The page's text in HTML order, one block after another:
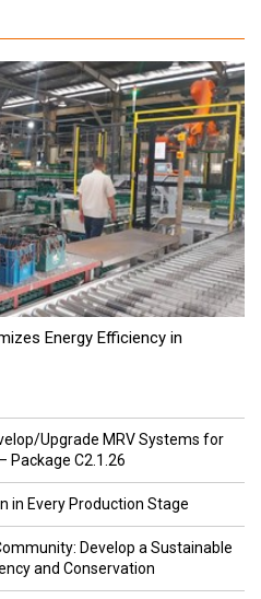
Energy Efficiency in
Upgrade MRV Systems for
Package C2.1.26
in Every Production Stage
Develop a Sustainable
and Conservation